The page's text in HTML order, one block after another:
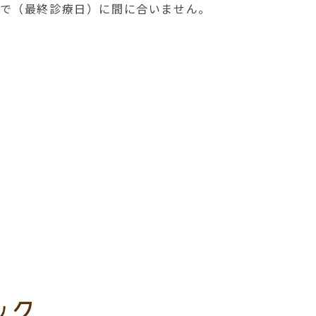
最終診療日）に間に合いません。